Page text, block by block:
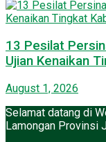
13 Pesilat
Ujian Kenaikan
August 1, 2026
Selamat datang di
Lamongan Provinsi